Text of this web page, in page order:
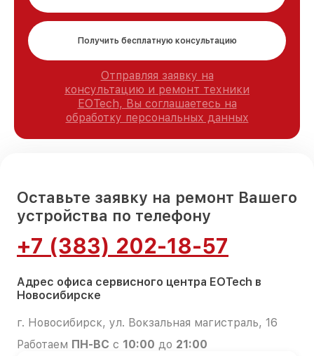
Получить бесплатную консультацию
Отправляя заявку на
консультацию и ремонт техники
EOTech, Вы соглашаетесь на
обработку персональных данных
Оставьте заявку на ремонт Вашего
устройства по телефону
+7 (383) 202-18-57
Адрес офиса сервисного центра EOTech в
Новосибирске
г. Новосибирск, ул. Вокзальная магистраль, 16
Работаем ПН-ВС с 10:00 до 21:00